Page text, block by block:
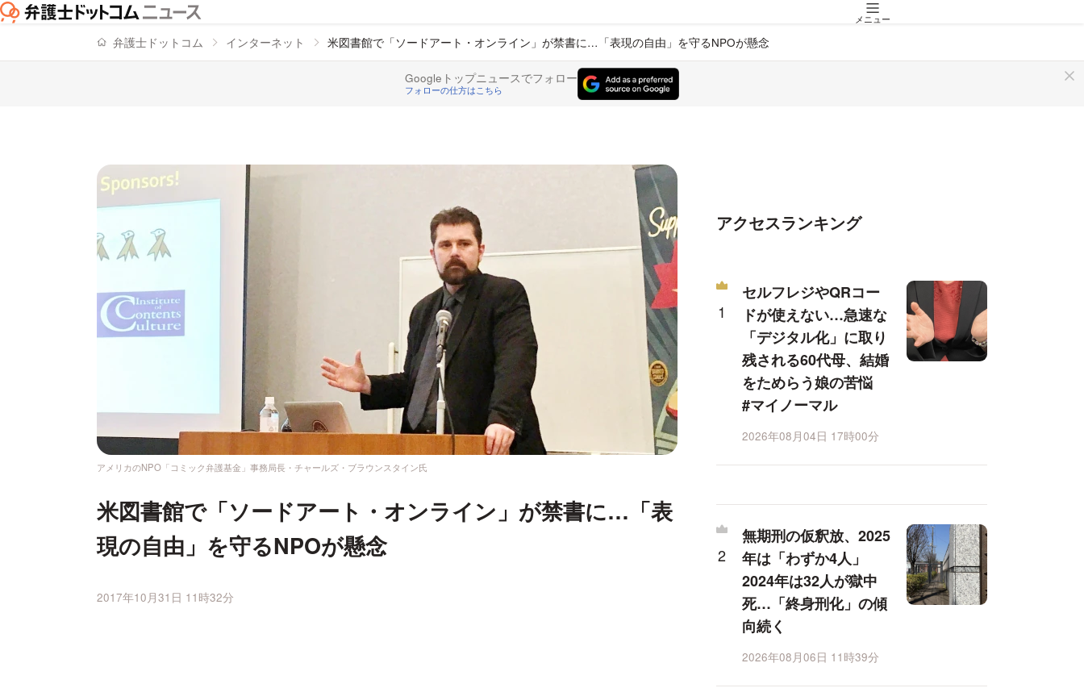
メニュー
弁護士ドットコム インターネット 米図書館で「ソードアート・オンライン」が禁書に…「表現の自由」を守るNPOが懸念
Googleトップニュースでフォロー
フォローの仕方はこちら
アメリカのNPO「コミック弁護基金」事務局長・チャールズ・ブラウンスタイン氏
米図書館で「ソードアート・オンライン」が禁書に…「表
現の自由」を守るNPOが懸念
2017年10月31日 11時32分
アクセスランキング
セルフレジやQRコー
ドが使えない…急速な
「デジタル化」に取り
残される60代母、結婚
をためらう娘の苦悩
#マイノーマル
2026年08月04日 17時00分
無期刑の仮釈放、2025
年は「わずか4人」
2024年は32人が獄中
死…「終身刑化」の傾
向続く
2026年08月06日 11時39分